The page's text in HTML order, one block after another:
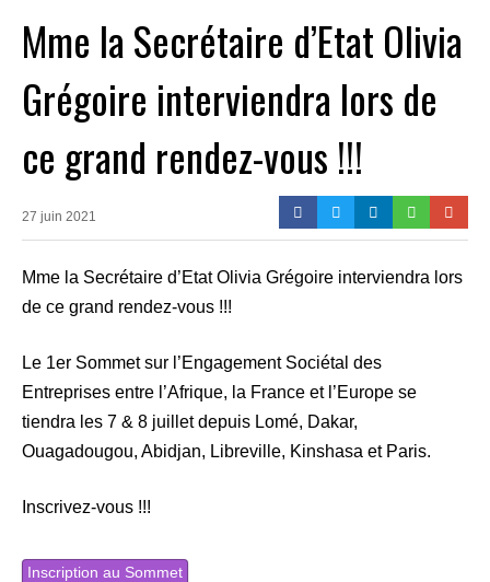
Mme la Secrétaire d’Etat Olivia
Grégoire interviendra lors de
ce grand rendez-vous !!!
27 juin 2021
Mme la Secrétaire d’Etat Olivia Grégoire interviendra lors
de ce grand rendez-vous !!!
Le 1er Sommet sur l’Engagement Sociétal des
Entreprises entre l’Afrique, la France et l’Europe se
tiendra les 7 & 8 juillet depuis Lomé, Dakar,
Ouagadougou, Abidjan, Libreville, Kinshasa et Paris.
Inscrivez-vous !!!
Inscription au Sommet